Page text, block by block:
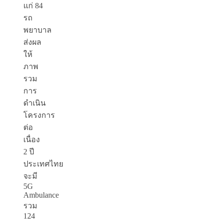
แก่ 84
รถ
พยาบาล
ส่งผล
ให้
ภาพ
รวม
การ
ดำเนิน
โครงการ
ต่อ
เนื่อง
2 ปี
ประเทศไทย
จะมี
5G
Ambulance
รวม
124